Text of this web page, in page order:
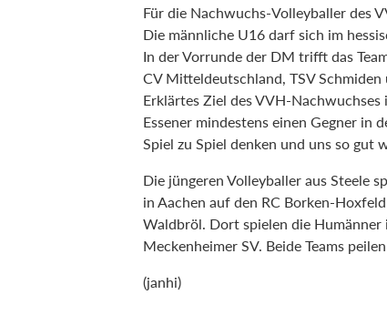
Für die Nachwuchs-Volleyballer des
Die männliche U16 darf sich im
In der Vorrunde der DM trifft das
CV Mitteldeutschland, TSV Schmiden
Erklärtes Ziel des VVH-
Essener mindestens einen Gegner in
Spiel zu Spiel denken und uns so gut
Die jüngeren Volleyballer aus Steele
in Aachen auf den RC Borken-
Waldbröl. Dort spielen die Humänner
Meckenheimer SV. Beide Teams
(janhi)